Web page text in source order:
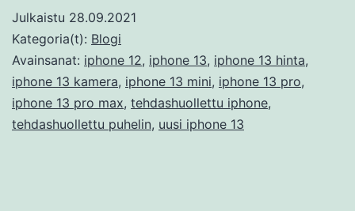
Julkaistu 28.09.2021
Kategoria(t): Blogi
Avainsanat: iphone 12, iphone 13, iphone 13 hinta,
iphone 13 kamera, iphone 13 mini, iphone 13 pro,
iphone 13 pro max, tehdashuollettu iphone,
tehdashuollettu puhelin, uusi iphone 13